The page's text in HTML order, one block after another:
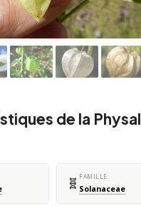
de la
🧬 FAMILLE
Solanaceae